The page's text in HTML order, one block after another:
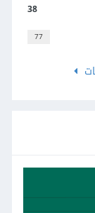
38
77